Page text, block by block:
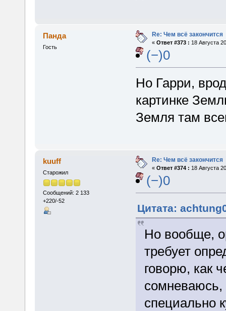
Панда
Гость
Re: Чем всё закончится
« Ответ #373 : 18 Августа
(−)0
Но Гарри,
картинке
Земля там
kuuff
Старожил
Сообщений: 2 133
+220/-52
Re: Чем всё закончится
« Ответ #374 : 18 Августа
(−)0
Цитата:
Но вообще,
требует
говорю, как
сомневаюсь,
специально